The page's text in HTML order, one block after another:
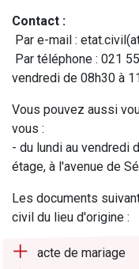
Contact :
Par e-mail :
Par téléphone : 021
vendredi de 08h30 à
Vous pouvez aussi
vous :
- du lundi au vendredi
étage, à l'avenue de
Les documents
civil du lieu d'origine :
acte de mariage